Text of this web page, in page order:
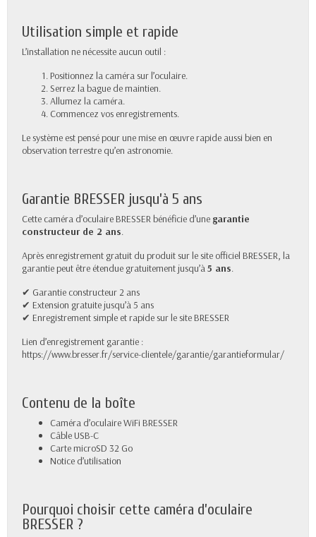
Utilisation simple et rapide
L’installation ne nécessite aucun outil :
Positionnez la caméra sur l’oculaire.
Serrez la bague de maintien.
Allumez la caméra.
Commencez vos enregistrements.
Le système est pensé pour une mise en œuvre rapide aussi bien en
observation terrestre qu’en astronomie.
Garantie BRESSER jusqu’à 5 ans
Cette caméra d’oculaire BRESSER bénéficie d’une garantie
constructeur de 2 ans.
Après enregistrement gratuit du produit sur le site officiel BRESSER, la
garantie peut être étendue gratuitement jusqu’à5 ans.
✔ Garantie constructeur 2 ans
✔ Extension gratuite jusqu’à 5 ans
✔ Enregistrement simple et rapide sur le site BRESSER
Lien d’enregistrement garantie :
https://www.bresser.fr/service-clientele/garantie/garantieformular/
Contenu de la boîte
Caméra d’oculaire WiFi BRESSER
Câble USB-C
Carte microSD 32 Go
Notice d’utilisation
Pourquoi choisir cette caméra d’oculaire
BRESSER ?